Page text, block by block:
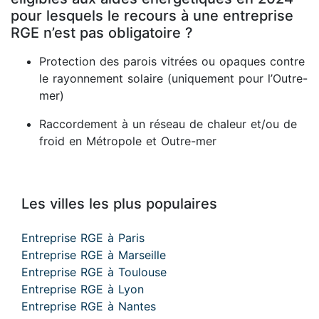
pour lesquels le recours à une entreprise
RGE n’est pas obligatoire ?
Protection des parois vitrées ou opaques contre
le rayonnement solaire (uniquement pour l’Outre-
mer)
Raccordement à un réseau de chaleur et/ou de
froid en Métropole et Outre-mer
Les villes les plus populaires
Entreprise RGE à Paris
Entreprise RGE à Marseille
Entreprise RGE à Toulouse
Entreprise RGE à Lyon
Entreprise RGE à Nantes